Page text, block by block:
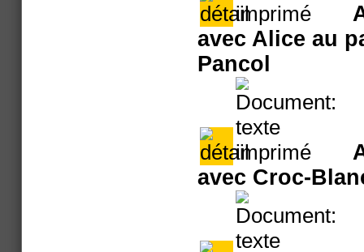
avec Alice au
Pancol
avec Croc-